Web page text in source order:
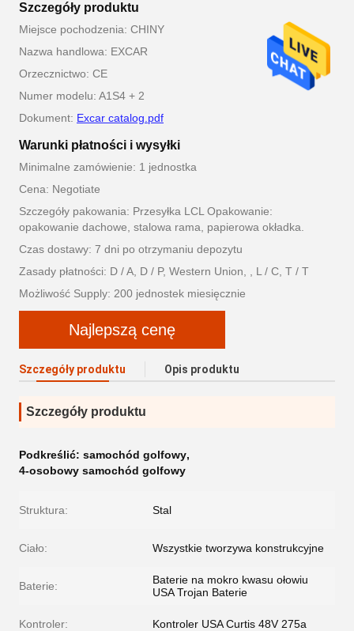
Szczegóły produktu
Miejsce pochodzenia: CHINY
Nazwa handlowa: EXCAR
Orzecznictwo: CE
Numer modelu: A1S4 + 2
Dokument: Excar catalog.pdf
Warunki płatności i wysyłki
Minimalne zamówienie: 1 jednostka
Cena: Negotiate
Szczegóły pakowania: Przesyłka LCL Opakowanie:
opakowanie dachowe, stalowa rama, papierowa okładka.
Czas dostawy: 7 dni po otrzymaniu depozytu
Zasady płatności: D / A, D / P, Western Union, , L / C, T / T
Możliwość Supply: 200 jednostek miesięcznie
Najlepszą cenę
Szczegóły produktu Opis produktu
Szczegóły produktu
Podkreślić: samochód golfowy,
4-osobowy samochód golfowy
Struktura: Stal
Ciało: Wszystkie tworzywa konstrukcyjne
Baterie:
Baterie na mokro kwasu ołowiu
USA Trojan Baterie
Kontroler: Kontroler USA Curtis 48V 275a